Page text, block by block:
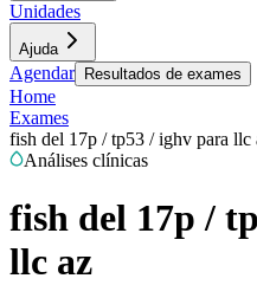
Unidades
Ajuda
Agendar Resultados de exames
Home
Exames
fish del 17p / tp53 / ighv para llc
Análises clínicas
fish del 17p /
llc az